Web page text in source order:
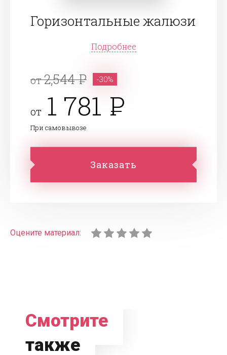
Горизонтальные жалюзи
Подробнее
от2,544 -30%
от 1 781
При самовывозе
Заказать
Оцените материал:
Смотрите
также